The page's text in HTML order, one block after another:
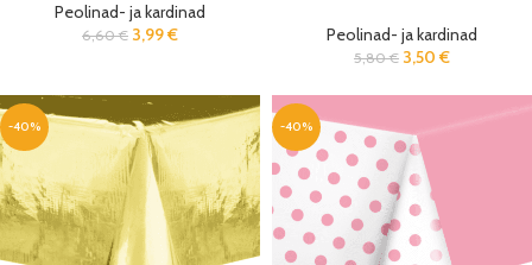
Peolinad- ja kardinad
6,60€ 3,99€ Peolinad- ja kardinad
5,80€ 3,50 €
-40% -40%